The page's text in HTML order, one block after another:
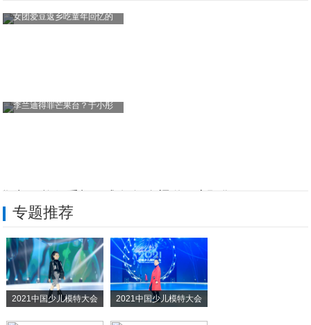
女团爱豆返乡吃童年回忆的
李兰迪得罪芒果台？于小彤
一加氢OS再更新：新增抬手亮屏+全新字体
传新款iPhone正在测试 摄像头是亮点
史上最强耳机攻略，这些耳机你都用过了吗？
专题推荐
2021中国少儿模特大会 2021中国少儿模特大会